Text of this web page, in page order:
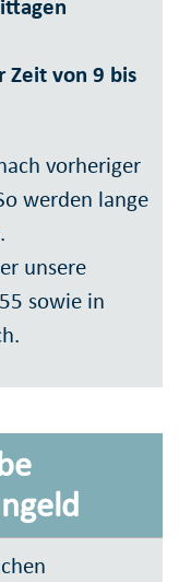
Zeit von 9 bis
vorheriger
werden lange
unsere
sowie in